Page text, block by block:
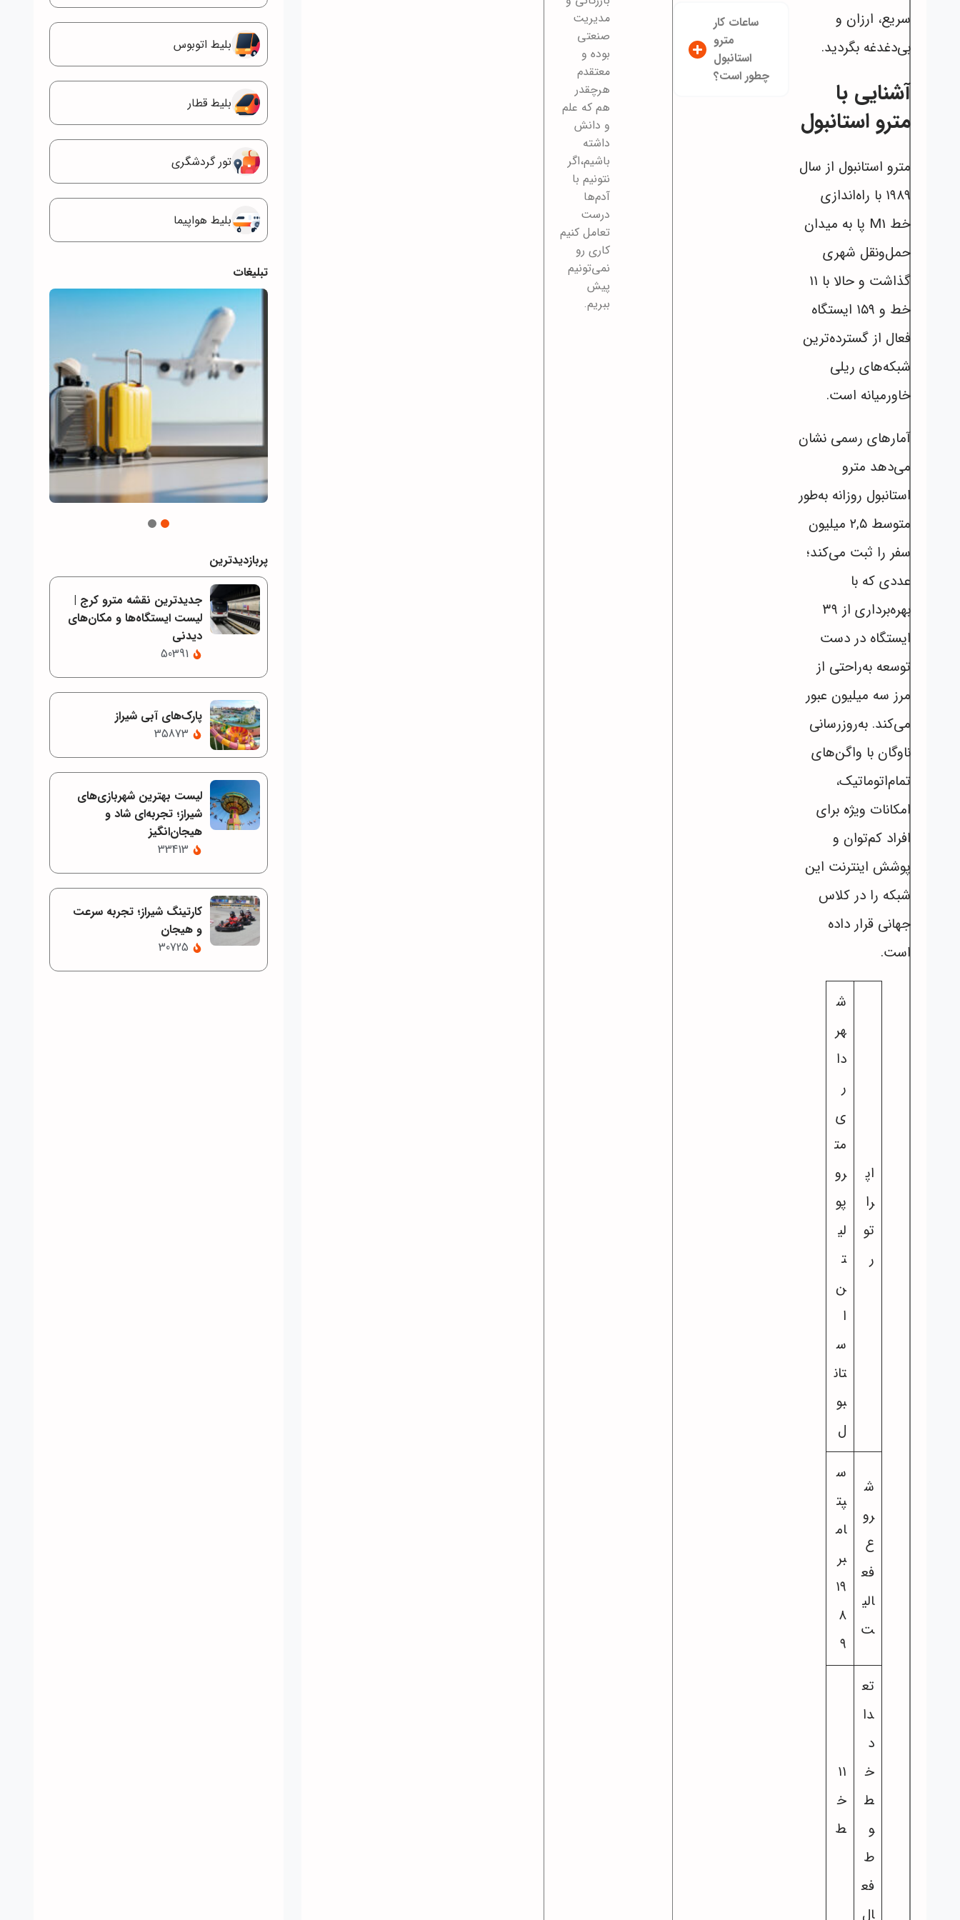
سریع، ارزان و
بی‌دغدغه بگردید.
آشنایی با
مترو استانبول
مترو استانبول از سال
۱۹۸۹ با راه‌اندازی
خط M1 پا به میدان
حمل‌ونقل شهری
گذاشت و حالا با ۱۱
خط و ۱۵۹ ایستگاه
فعال از گسترده‌ترین
شبکه‌های ریلی
خاورمیانه است.
آمارهای رسمی نشان
می‌دهد مترو
استانبول روزانه به‌طور
متوسط ۲,۵ میلیون
سفر را ثبت می‌کند؛
عددی که با
بهره‌برداری از ۳۹
ایستگاه در دست
توسعه به‌راحتی از
مرز سه میلیون عبور
می‌کند. به‌روزرسانی
ناوگان با واگن‌های
تمام‌اتوماتیک،
امکانات ویژه برای
افراد کم‌توان و
پوشش اینترنت این
شبکه را در کلاس
جهانی قرار داده
است.
اپ
را
تو
ر
ش
هر
دا
ر
ی
مت
رو
پو
لی
ت
ن
ا
س
تان
بو
ل
ش
رو
ع
فع
الی
ت
س
پت
ام
بر
۱۹
۸
۹
تع
دا
د
خ
ط
و
ط
فع
ال
۱۱
خ
ط
ساعات کار
مترو
استانبول
چطور است؟
مدیریت
صنعتی
بوده و
معتقدم
هرچقدر
هم که علم
و دانش
داشته
باشیم،اگر
نتونیم با
آدم‌ها
درست
تعامل کنیم
کاری رو
نمی‌تونیم
پیش
ببریم.
بلیط اتوبوس
بلیط قطار
تور گردشگری
بلیط هواپیما
تبلیغات
پربازدیدترین
جدیدترین نقشه مترو کرج |
لیست ایستگاه‌ها و مکان‌های
دیدنی
50391
پارک‌های آبی شیراز
35873
لیست بهترین شهربازی‌های
شیراز؛ تجربه‌ای شاد و
هیجان‌انگیز
33413
کارتینگ شیراز؛ تجربه سرعت
و هیجان
30725